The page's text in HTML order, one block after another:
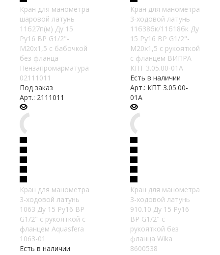
Кран для манометра
шаровой латунь
11б27п(м) Ду 15
Ру16 ВР G1/2"-
М20х1,5 с бабочкой
без фланца
Пензапромарматура
02111011
Под заказ
Арт.: 2111011
Кран для манометра
3-ходовой латунь
11б38бк/11б18бк Ду
15 Ру16 ВР G1/2"-
М20х1,5 с рукояткой
с фланцем ВИПРА
КПТ 3.05.00-01А
Есть в наличии
Арт.: КПТ 3.05.00-
01А
Кран для манометра
3-ходовой латунь
1063 Ду 15 Ру16 ВР
G1/2" с рукояткой с
фланцем Aquasfera
1063-01
Есть в наличии
Кран для манометра
3-ходовой латунь
910.10 Ду 15 Ру16
ВР G1/2" с
рукояткой без
фланца Wika
8600538